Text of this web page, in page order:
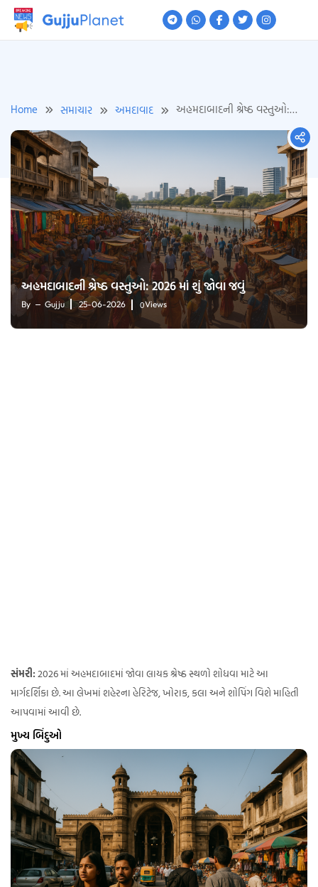
Skip
Home સમાચાર અમદાવાદ
અહમદાબાદની શ્રેષ્ઠ વસ્તુઓ:
2026 માં શું જોવા જવું
અહમદાબાદની શ્રેષ્ઠ વસ્તુઓ: 2026 માં શું જોવા જવું
By Gujju 25-06-2026 0Views
સંમરી:2026 માં અહમદાબાદમાં જોવા લાયક શ્રેષ્ઠ સ્થળો શોધવા માટે આ
માર્ગદર્શિકા છે. આ લેખમાં શહેરના હેરિટેજ, ખોરાક, કલા અને શોપિંગ વિશે માહિતી
આપવામાં આવી છે.
મુખ્ય બિંદુઓ